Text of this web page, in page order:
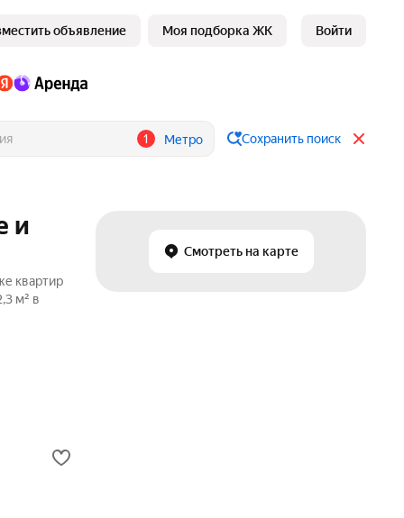
объявление Моя подборка ЖК Войти
1 Метро Сохранить поиск
Смотреть на карте
и
квартир
м² в